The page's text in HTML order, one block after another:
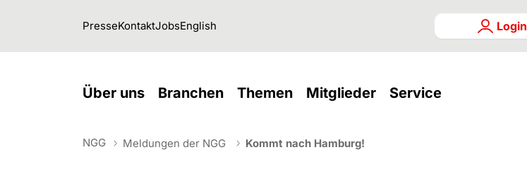
PresseKontaktJobsEnglish Login
Über uns(current)
Branchen(current)
Themen(current)
Mitglieder(current)
Service(current)
You are here:
NGG Meldungen der NGG Kommt nach Hamburg!